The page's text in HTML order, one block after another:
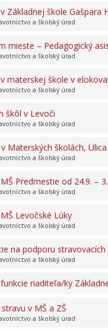
Základnej škole
a školský úrad
mieste – Pedagogický
a školský úrad
materskej škole v
a školský úrad
škôl v Levoči
a školský úrad
Materských školách,
a školský úrad
Predmestie od 24.9. –
a školský úrad
Levočské Lúky
a školský úrad
na podporu
a školský úrad
riaditeľa/ky
v MŠ a ZŠ
a školský úrad